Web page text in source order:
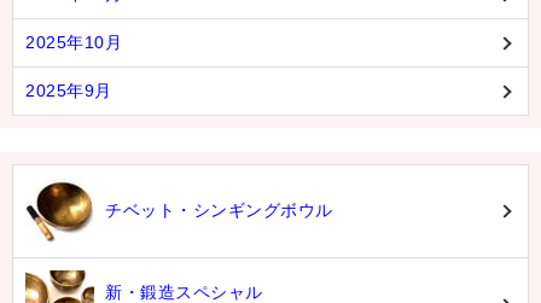
2025年10月
2025年9月
チベット・シンギングボウル
新・鍛造スペシャル